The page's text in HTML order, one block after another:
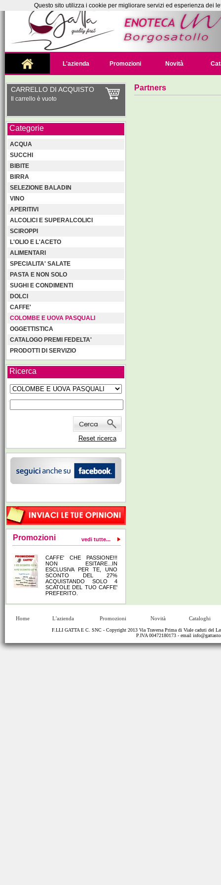
L'azienda Promozioni Novità
CARRELLO DI ACQUISTO
Il carrello è vuoto
Categorie
ACQUA
SUCCHI
BIBITE
BIRRA
SELEZIONE BALADIN
VINO
APERITIVI
ALCOLICI E SUPERALCOLICI
SCIROPPI
L'OLIO E L'ACETO
ALIMENTARI
SPECIALITA' SALATE
PASTA E NON SOLO
SUGHI E CONDIMENTI
DOLCI
CAFFE'
COLOMBE E UOVA PASQUALI
OGGETTISTICA
CATALOGO PREMI FEDELTA'
PRODOTTI DI SERVIZIO
Ricerca
Reset ricerca
Promozioni vedi tutte...
CAFFE' CHE PASSIONE!!!
NON ESITARE...IN
ESCLUSIVA PER TE, UNO
SCONTO DEL 27%
ACQUISTANDO SOLO 4
SCATOLE DEL TUO CAFFE'
PREFERITO.
Partners
Home L'azienda Promozioni Novità Cataloghi
F.LLI GATTA E C. SNC - Copyright 2013 Via Traversa Prima di Viale caduti del
P.IVA 00472180173 - email
Questo sito utilizza i cookie per migliorare servizi ed esperienza dei